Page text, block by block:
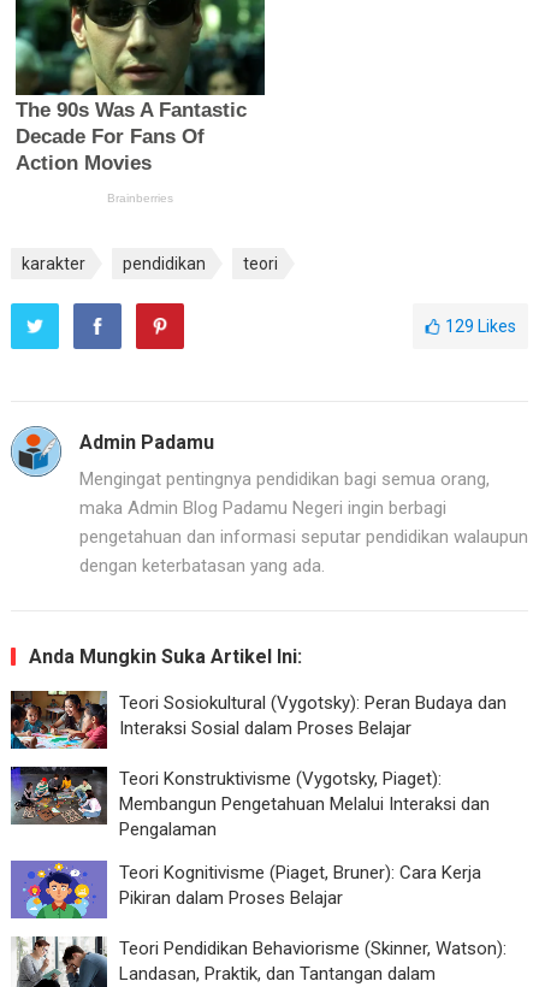
karakter pendidikan teori
129 Likes
Admin Padamu
Mengingat pentingnya pendidikan bagi semua orang,
maka Admin Blog Padamu Negeri ingin berbagi
pengetahuan dan informasi seputar pendidikan walaupun
dengan keterbatasan yang ada.
Anda Mungkin Suka Artikel Ini:
Teori Sosiokultural (Vygotsky): Peran Budaya dan
Interaksi Sosial dalam Proses Belajar
Teori Konstruktivisme (Vygotsky, Piaget):
Membangun Pengetahuan Melalui Interaksi dan
Pengalaman
Teori Kognitivisme (Piaget, Bruner): Cara Kerja
Pikiran dalam Proses Belajar
Teori Pendidikan Behaviorisme (Skinner, Watson):
Landasan, Praktik, dan Tantangan dalam